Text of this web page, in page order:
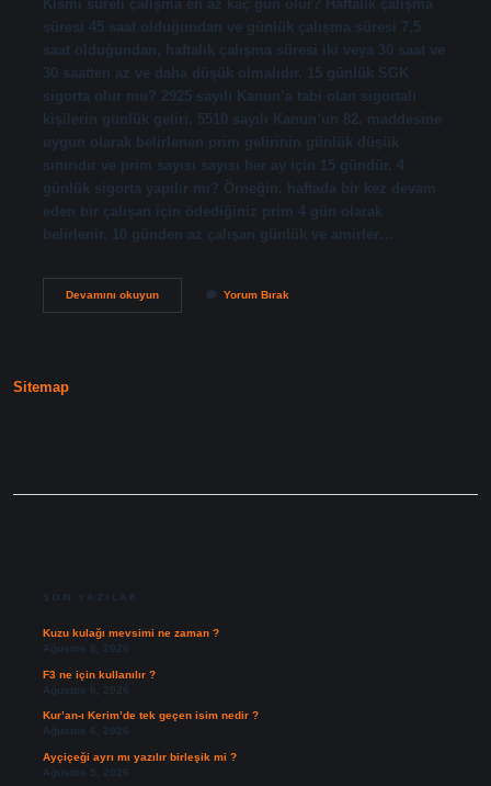
Kısmi süreli çalışma en az kaç gün olur? Haftalık çalışma
süresi 45 saat olduğundan ve günlük çalışma süresi 7,5
saat olduğundan, haftalık çalışma süresi iki veya 30 saat ve
30 saatten az ve daha düşük olmalıdır. 15 günlük SGK
sigorta olur mu? 2925 sayılı Kanun’a tabi olan sigortalı
kişilerin günlük geliri, 5510 sayılı Kanun’un 82. maddesine
uygun olarak belirlenen prim gelirinin günlük düşük
sınırıdır ve prim sayısı sayısı her ay için 15 gündür. 4
günlük sigorta yapılır mı? Örneğin, haftada bir kez devam
eden bir çalışan için ödediğiniz prim 4 gün olarak
belirlenir. 10 günden az çalışan günlük ve amirler…
Devamını okuyunKısmi
Yorum Bırak
Sitemap
SON YAZILAR
Kuzu kulağı mevsimi ne zaman ?
Ağustos 8, 2026
F3 ne için kullanılır ?
Ağustos 6, 2026
Kur’an-ı Kerim’de tek geçen isim nedir ?
Ağustos 6, 2026
Ayçiçeği ayrı mı yazılır birleşik mi ?
Ağustos 5, 2026